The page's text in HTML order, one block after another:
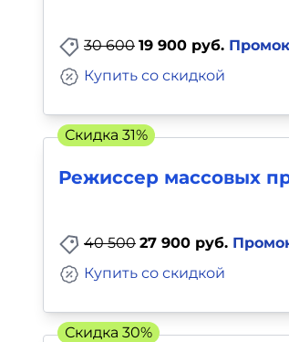
30 600 19 900 руб.
Купить со скидкой
Режиссер массовых
40 500 27 900 руб.
Купить со скидкой
Скидка 31%
Скидка 30%